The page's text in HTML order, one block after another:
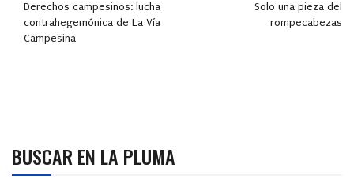
Derechos campesinos: lucha
contrahegemónica de La Vía
Campesina
Solo una pieza del
rompecabezas
BUSCAR EN LA PLUMA